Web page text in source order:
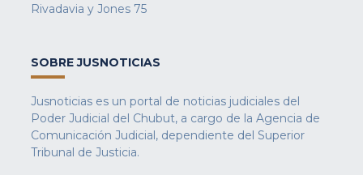
Rivadavia y Jones 75
SOBRE JUSNOTICIAS
Jusnoticias es un portal de noticias judiciales del
Poder Judicial del Chubut, a cargo de la Agencia de
Comunicación Judicial, dependiente del Superior
Tribunal de Justicia.